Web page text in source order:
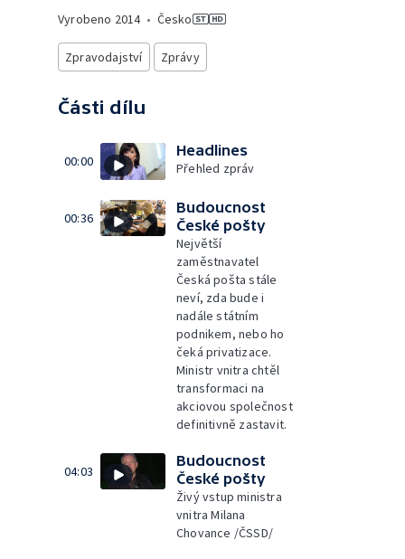
Vyrobeno 2014• Česko
Zpravodajství Zprávy
Části dílu
00:00
Headlines
Přehled zpráv
00:36
Budoucnost
České pošty
Největší
zaměstnavatel
Česká pošta stále
neví, zda bude i
nadále státním
podnikem, nebo ho
čeká privatizace.
Ministr vnitra chtěl
transformaci na
akciovou společnost
definitivně zastavit.
04:03
Budoucnost
České pošty
Živý vstup ministra
vnitra Milana
Chovance /ČSSD/